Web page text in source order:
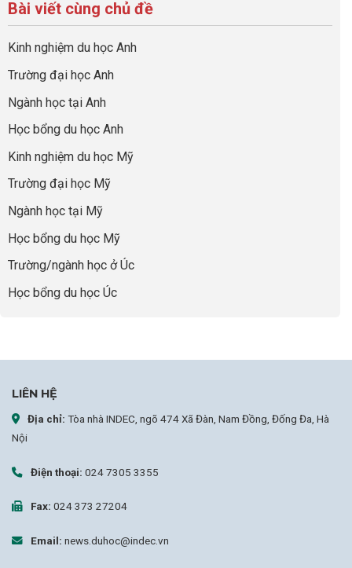
sự
nghiệp
hiệu
quả
của
cha
thông
hồ
sơ
du
học
“Dày
hoạt
động
nhưng
thiếu
năng
lực”
Việc
Biến
Đoạn
Visa
“Bước
Vàng”
Cất
Cánh
ở
Hiểu
đúng
nghề
và
ngành:
Bí
quyết
không
giờ
chọn
sự
Bài viết cùng chủ đề
Kinh nghiệm du học Anh
Trường đại học Anh
Ngành học tại Anh
Học bổng du học Anh
Kinh nghiệm du học Mỹ
Trường đại học Mỹ
Ngành học tại Mỹ
Học bổng du học Mỹ
Trường/ngành học ở Úc
Học bổng du học Úc
LIÊN HỆ
Địa chỉ: Tòa nhà INDEC, ngõ 474 Xã Đàn, Nam Đồng, Đống Đa, Hà
Nội
Điện thoại: 024 7305 3355
Fax: 024 373 27204
Email: news.duhoc@indec.vn